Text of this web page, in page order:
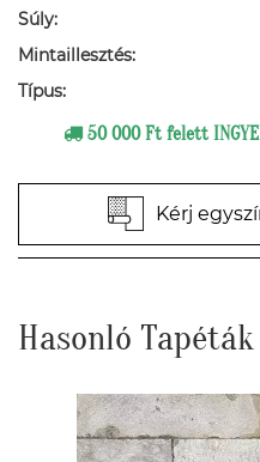
Súly:
Mintaillesztés:
Típus:
50 000 Ft felett
Kérj
Hasonló Tapéták